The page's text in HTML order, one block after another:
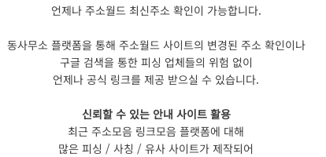
언제나 주소월드 최신주소 확인이 가능합니다.
​동사무소 플랫폼을 통해 주소월드 사이트의 변경된 주소 확인이나
구글 검색을 통한 피싱 업체들의 위험 없이
언제나 공식 링크를 제공 받으실 수 있습니다.
신뢰할 수 있는 안내 사이트 활용
최근 주소모음 링크모음 플랫폼에 대해
많은 피싱 / 사칭 / 유사 사이트가 제작되어